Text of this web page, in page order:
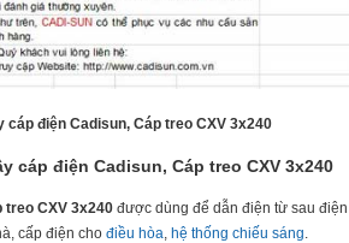
điện Cadisun, Cáp treo CXV 3x240
cáp điện Cadisun, Cáp treo CXV 3x240
treo CXV 3x240 được dùng để dẫn điện từ sau
cấp điện cho điều hòa, hệ thống chiếu sáng.